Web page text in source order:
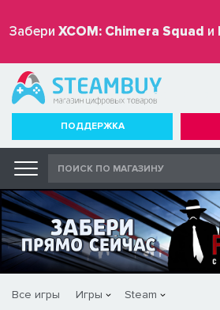
Забери XCOM: Chimera Squad и
бесплатно
ПОДДЕРЖКА
Все игры Игры Steam